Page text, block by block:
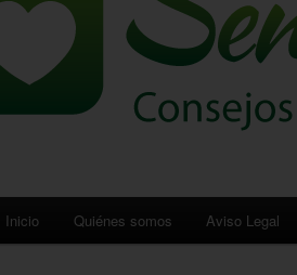
Inicio Quiénes somos Aviso Legal